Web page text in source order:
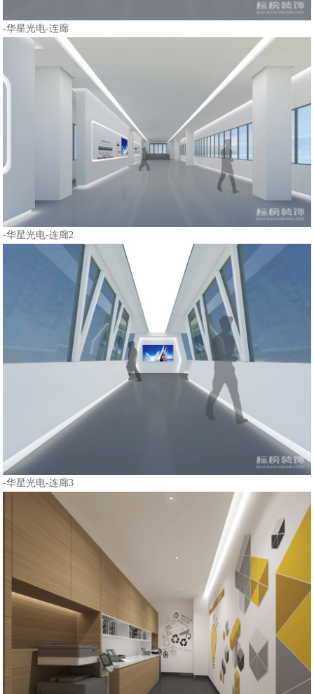
-华星光电-连廊
-华星光电-连廊2
-华星光电-连廊3